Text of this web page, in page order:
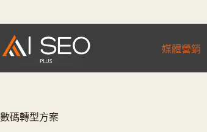
至
要
媒體營銷
數碼轉型方案